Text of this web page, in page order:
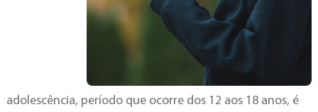
adolescência, período que ocorre dos 12 aos 18 anos, é